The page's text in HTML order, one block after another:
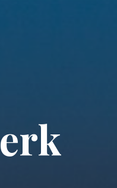
erk